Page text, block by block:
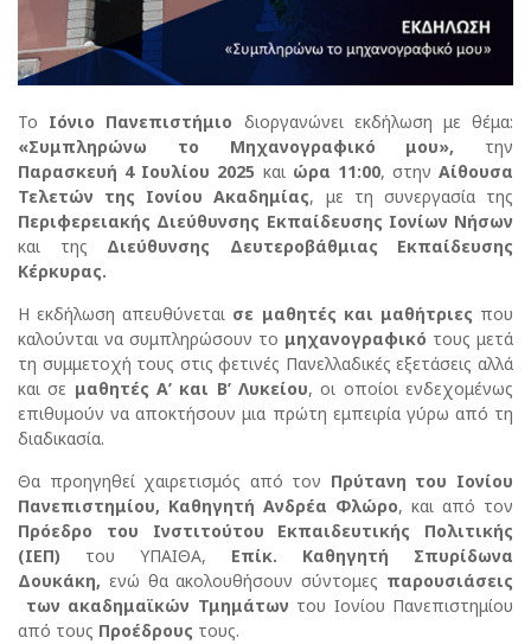
Το Ιόνιο Πανεπιστήμιο διοργανώνει εκδήλωση με θέμα:
«Συμπληρώνω το Μηχανογραφικό μου», την
Παρασκευή 4 Ιουλίου 2025 και ώρα 11:00, στην Αίθουσα
Τελετών της Ιονίου Ακαδημίας, με τη συνεργασία της
Περιφερειακής Διεύθυνσης Εκπαίδευσης Ιονίων Νήσων
και της Διεύθυνσης Δευτεροβάθμιας Εκπαίδευσης
Κέρκυρας.
Η εκδήλωση απευθύνεται σε μαθητές και μαθήτριες που
καλούνται να συμπληρώσουν το μηχανογραφικό τους μετά
τη συμμετοχή τους στις φετινές Πανελλαδικές εξετάσεις αλλά
και σε μαθητές Α’ και Β’ Λυκείου, οι οποίοι ενδεχομένως
επιθυμούν να αποκτήσουν μια πρώτη εμπειρία γύρω από τη
διαδικασία.
Θα προηγηθεί χαιρετισμός από τον Πρύτανη του Ιονίου
Πανεπιστημίου, Καθηγητή Ανδρέα Φλώρο, και από τον
Πρόεδρο του Ινστιτούτου Εκπαιδευτικής Πολιτικής
(ΙΕΠ) του ΥΠΑΙΘΑ, Επίκ. Καθηγητή Σπυρίδωνα
Δουκάκη, ενώ θα ακολουθήσουν σύντομες παρουσιάσεις
των ακαδημαϊκών Τμημάτων του Ιονίου Πανεπιστημίου
από τους Προέδρους τους.